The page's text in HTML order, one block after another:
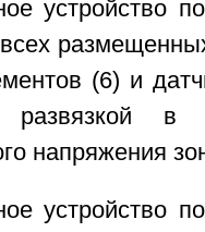
устройство
(6) и
развязкой в
напряжения
устройство